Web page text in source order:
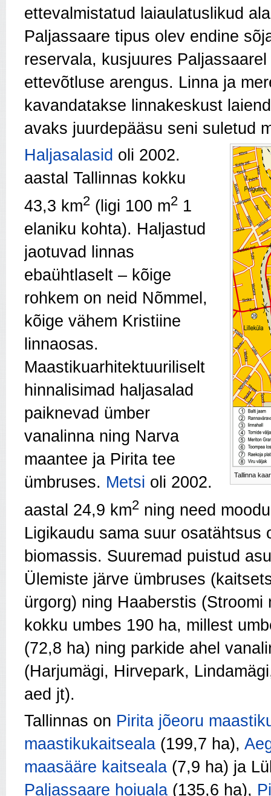
ettevalmistatud laiaulatuslikud
Paljassaare tipus olev endine
reservala, kusjuures
ettevõtluse arengus. Linna ja
kavandatakse linnakeskust
avaks juurdepääsu seni suletud
Tallinna
Haljasalasid oli 2002.
aastal Tallinnas kokku
43,3 km2 (ligi 100 m2 1
elaniku kohta). Haljastud
jaotuvad linnas
ebaühtlaselt – kõige
rohkem on neid Nõmmel,
kõige vähem Kristiine
linnaosas.
Maastikuarhitektuuriliselt
hinnalisimad haljasalad
paiknevad ümber
vanalinna ning Narva
maantee ja Pirita tee
ümbruses. Metsi oli 2002.
aastal 24,9 km2 ning need
Ligikaudu sama suur osatähtsus
biomassis. Suuremad puistud
Ülemiste järve ümbruses
ürgorg) ning Haaberstis
kokku umbes 190 ha, millest
(72,8 ha) ning parkide ahel
(Harjumägi, Hirvepark,
aed jt).
Tallinnas on Pirita jõeoru
maastikukaitseala (199,7 ha),
maasääre kaitseala (7,9 ha) ja
Paljassaare hoiuala (135,6 ha),